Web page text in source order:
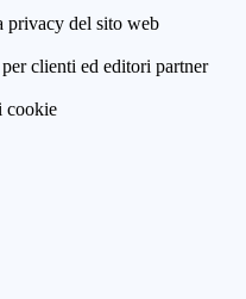
privacy del sito web
clienti ed editori partner
cookie